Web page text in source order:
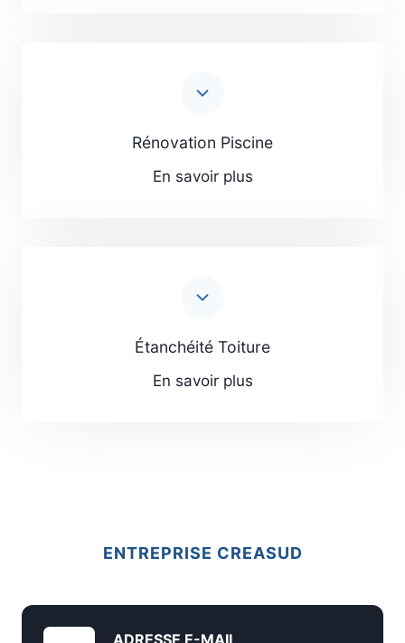
Rénovation Piscine
En savoir plus
Étanchéité Toiture
En savoir plus
ENTREPRISE CREASUD
ADRESSE E-MAIL